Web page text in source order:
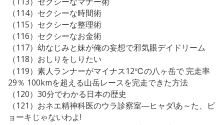
（114）セクシーな時間術
（115）セクシーな整理術
（116）セクシーなお金術
（117）幼なじみと妹が俺の妄想で邪気眼デイドリーム
（118）おしりをしりたい
（119）素人ランナーがマイナス12℃の八ヶ岳で 完走率
29％ 100kmを超える山岳レースを完走できた方法
（120）30分でわかる日本の歴史
（121）おネエ精神科医のウラ診察室―ヒャダ!あ～た、ビ
ョーキじゃないわよ!